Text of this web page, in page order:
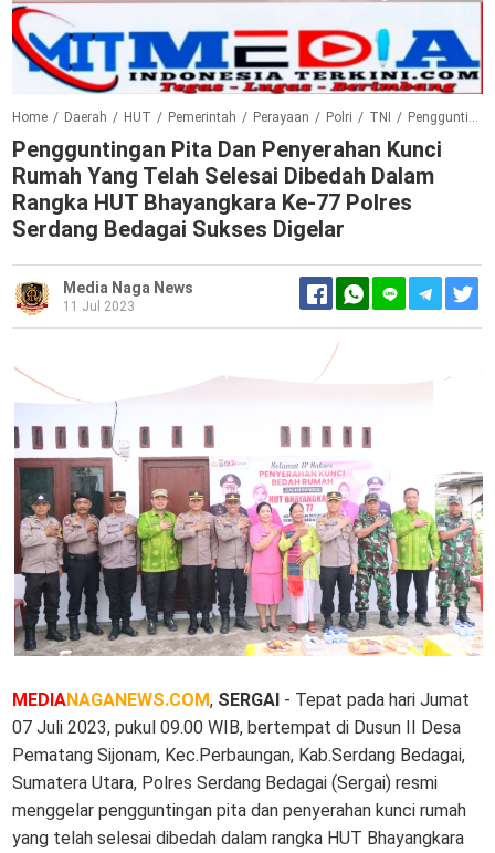
Home / Daerah / HUT / Pemerintah / Perayaan / Polri / TNI / Pengguntingan Pita dan Penyerahan Kunci Rumah Yang Telah Selesai Dibedah Dalam Rangka HUT Bhayangkara Ke-77 Polres Serdang Bedagai Sukses Digelar
Pengguntingan Pita Dan Penyerahan Kunci
Rumah Yang Telah Selesai Dibedah Dalam
Rangka HUT Bhayangkara Ke-77 Polres
Serdang Bedagai Sukses Digelar
Media Naga News
11 Jul 2023
MEDIANAGANEWS.COM, SERGAI - Tepat pada hari Jumat
07 Juli 2023, pukul 09.00 WIB, bertempat di Dusun II Desa
Pematang Sijonam, Kec.Perbaungan, Kab.Serdang Bedagai,
Sumatera Utara, Polres Serdang Bedagai (Sergai) resmi
menggelar pengguntingan pita dan penyerahan kunci rumah
yang telah selesai dibedah dalam rangka HUT Bhayangkara